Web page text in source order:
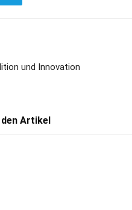
und Innovation
Artikel